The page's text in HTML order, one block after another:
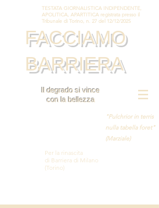
TESTATA GIORNALISTICA INDIPENDENTE,
APOLITICA, APARTITICA registrata presso il
Tribunale di Torino, n. 27 del 12/12/2025
FACCIAMO
BARRIERA
Il degrado si vince
con la bellezza
"Pulchrior in terris
nulla tabella foret"
(Marziale)
Per la rinascita
di Barriera di Milano
(Torino)